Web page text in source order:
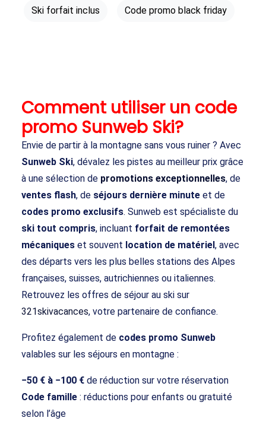
Ski forfait inclus Code promo black friday
Comment utiliser un code
promo Sunweb Ski?
Envie de partir à la montagne sans vous ruiner ? Avec
Sunweb Ski, dévalez les pistes au meilleur prix grâce
à une sélection de promotions exceptionnelles, de
ventes flash, de séjours dernière minute et de
codes promo exclusifs. Sunweb est spécialiste du
ski tout compris, incluant forfait de remontées
mécaniques et souvent location de matériel, avec
des départs vers les plus belles stations des Alpes
françaises, suisses, autrichiennes ou italiennes.
Retrouvez les offres de séjour au ski sur
321skivacances, votre partenaire de confiance.
Profitez également de codes promo Sunweb
valables sur les séjours en montagne :
−50 € à −100 € de réduction sur votre réservation
Code famille : réductions pour enfants ou gratuité
selon l’âge